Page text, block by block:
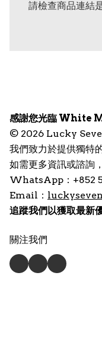
請檢查商品連結
感謝您光臨 White
© 2026 Lucky
我們致力於提供獨特
如需更多資訊或諮詢
WhatsApp：+852
Email：
追蹤我們以獲取最新
關注我們